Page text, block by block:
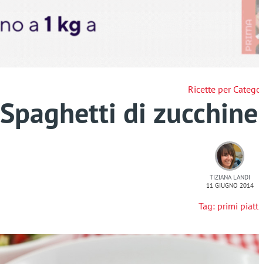
Ricette per
Spaghetti di
TIZIANA LANDI
11 GIUGNO 2014
Tag: primi